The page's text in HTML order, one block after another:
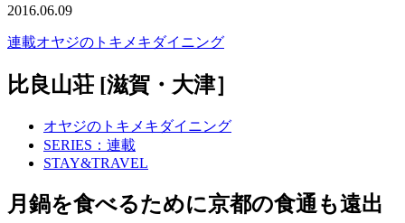
2016.06.09
連載オヤジのトキメキダイニング
比良山荘 [滋賀・大津］
オヤジのトキメキダイニング
SERIES：連載
STAY&TRAVEL
月鍋を食べるために京都の食通も遠出